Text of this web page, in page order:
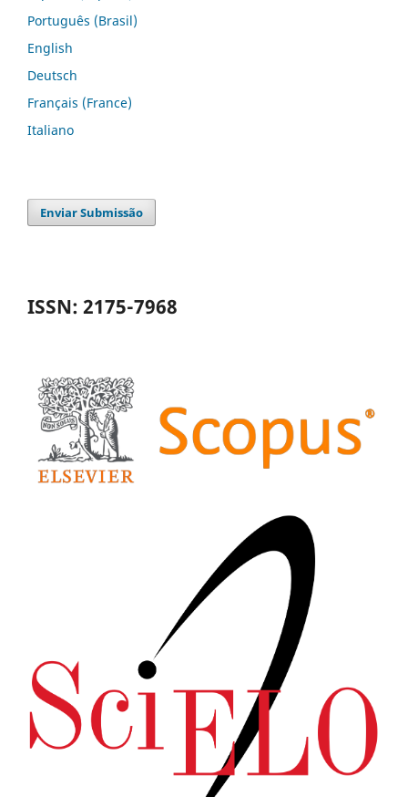
Português (Brasil)
English
Deutsch
Français (France)
Italiano
Enviar Submissão
ISSN: 2175-7968